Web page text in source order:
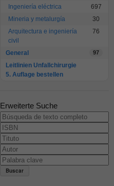
Ingeniería eléctrica
697
Mineria y metalurgía
30
Arquitectura e ingeniería
civil
76
General 97
Leitlinien Unfallchirurgie
5. Auflage bestellen
Erweiterte Suche